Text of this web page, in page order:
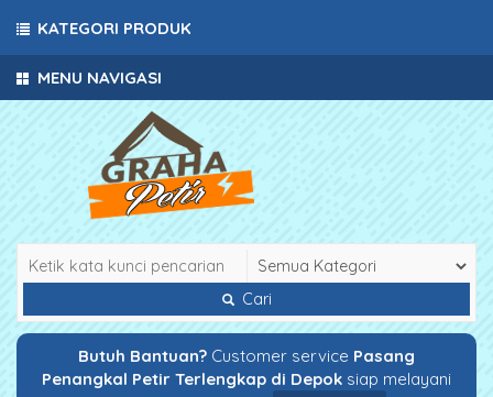
MENU NAVIGASI
Cari
Butuh Bantuan? Customer service Pasang
Penangkal Petir Terlengkap di Depok siap melayani
KATEGORI PRODUK